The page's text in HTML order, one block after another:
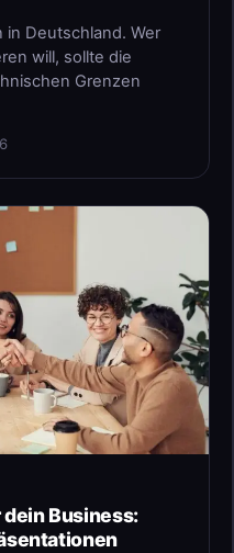
in Deutschland. Wer
will, sollte die
Grenzen
Business: